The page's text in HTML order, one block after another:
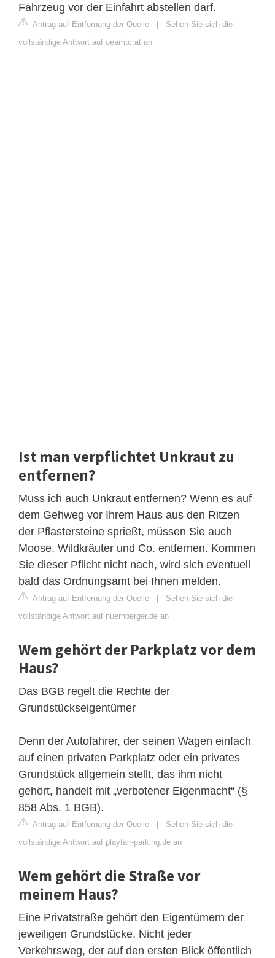
Fahrzeug vor der Einfahrt abstellen darf.
Antrag auf Entfernung der Quelle | Sehen Sie sich die
vollständige Antwort auf oeamtc.at an
Ist man verpflichtet Unkraut zu
entfernen?
Muss ich auch Unkraut entfernen? Wenn es auf
dem Gehweg vor Ihrem Haus aus den Ritzen
der Pflastersteine sprießt, müssen Sie auch
Moose, Wildkräuter und Co. entfernen. Kommen
Sie dieser Pflicht nicht nach, wird sich eventuell
bald das Ordnungsamt bei Ihnen melden.
Antrag auf Entfernung der Quelle | Sehen Sie sich die
vollständige Antwort auf nuernberger.de an
Wem gehört der Parkplatz vor dem
Haus?
Das BGB regelt die Rechte der
Grundstückseigentümer
Denn der Autofahrer, der seinen Wagen einfach
auf einen privaten Parkplatz oder ein privates
Grundstück allgemein stellt, das ihm nicht
gehört, handelt mit „verbotener Eigenmacht“ (§
858 Abs. 1 BGB).
Antrag auf Entfernung der Quelle | Sehen Sie sich die
vollständige Antwort auf playfair-parking.de an
Wem gehört die Straße vor
meinem Haus?
Eine Privatstraße gehört den Eigentümern der
jeweiligen Grundstücke. Nicht jeder
Verkehrsweg, der auf den ersten Blick öffentlich